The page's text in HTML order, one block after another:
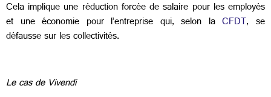
Cela implique une réduction forcée de salaire pour les employés
et une économie pour l’entreprise qui, selon laCFDT, se
défausse sur les collectivités.
Le cas de Vivendi